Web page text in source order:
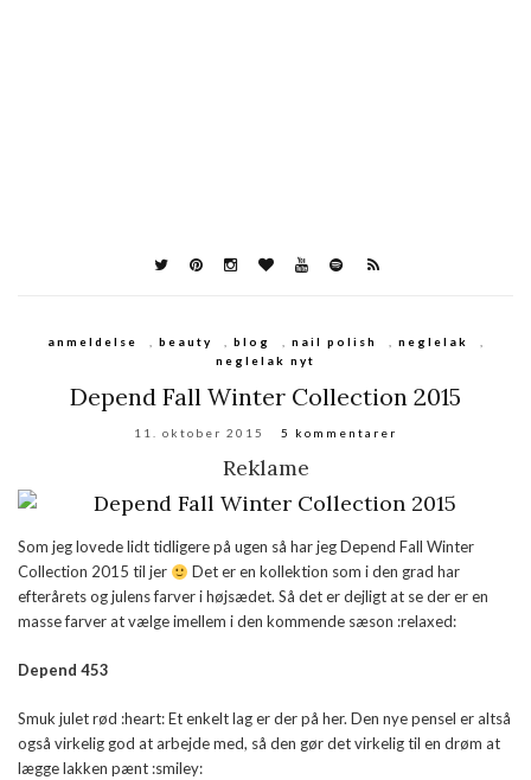
anmeldelse , beauty , blog , nail polish , neglelak
,
neglelak nyt
Depend Fall Winter Collection 2015
11. oktober 2015 5 kommentarer
Reklame
Som jeg lovede lidt tidligere på ugen så har jeg Depend Fall Winter
Collection 2015 til jer
Det er en kollektion som i den grad har
efterårets og julens farver i højsædet. Så det er dejligt at se der er en
masse farver at vælge imellem i den kommende sæson :relaxed:
Depend 453
Smuk julet rød :heart: Et enkelt lag er der på her. Den nye pensel er altså
også virkelig god at arbejde med, så den gør det virkelig til en drøm at
lægge lakken pænt :smiley: